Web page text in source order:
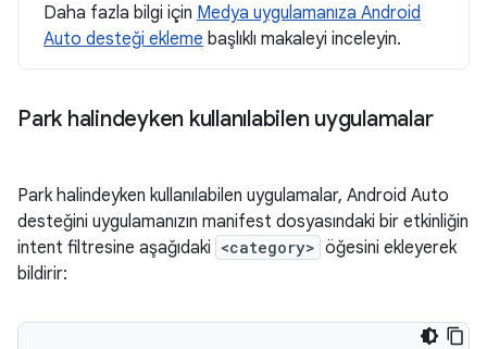
Daha fazla bilgi için Medya uygulamanıza Android
Auto desteği ekleme başlıklı makaleyi inceleyin.
Park halindeyken kullanılabilen uygulamalar
Park halindeyken kullanılabilen uygulamalar, Android Auto
desteğini uygulamanızın manifest dosyasındaki bir etkinliğin
intent filtresine aşağıdaki <category> öğesini ekleyerek
bildirir: